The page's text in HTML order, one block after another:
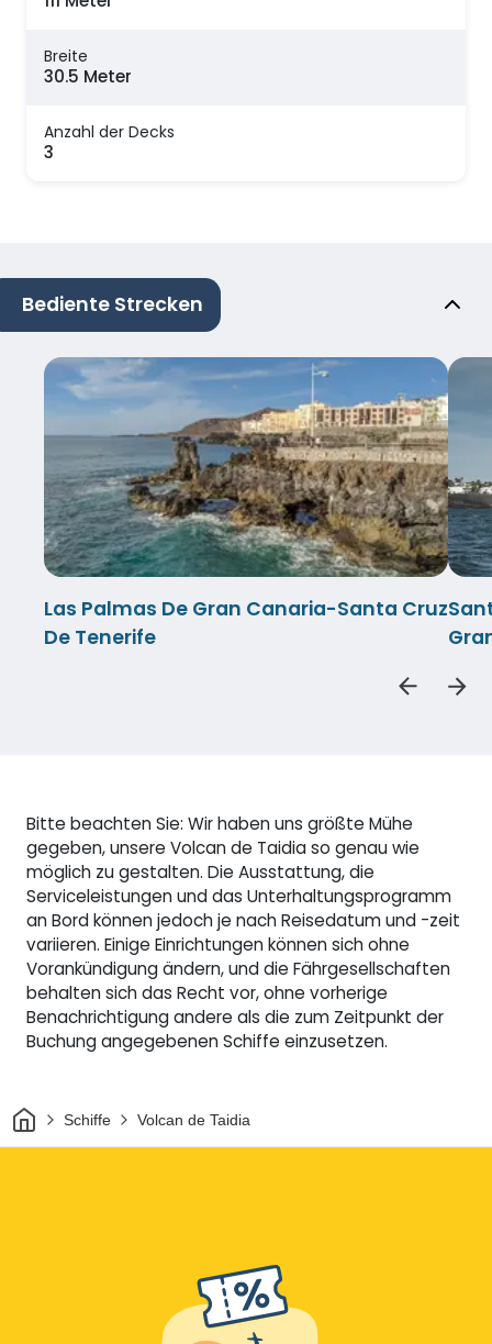
Breite
30.5 Meter
Anzahl der Decks
3
Bediente Strecken
Las Palmas De Gran Canaria-Santa Cruz
De Tenerife
Bitte beachten Sie: Wir haben uns größte Mühe
gegeben, unsere Volcan de Taidia so genau wie
möglich zu gestalten. Die Ausstattung, die
Serviceleistungen und das Unterhaltungsprogramm
an Bord können jedoch je nach Reisedatum und -zeit
variieren. Einige Einrichtungen können sich ohne
Vorankündigung ändern, und die Fährgesellschaften
behalten sich das Recht vor, ohne vorherige
Benachrichtigung andere als die zum Zeitpunkt der
Buchung angegebenen Schiffe einzusetzen.
HeimSchiffe Volcan de Taidia